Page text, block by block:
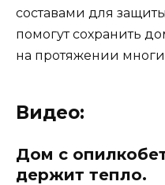
составами для
помогут сохранить
на протяжении
Видео:
Дом с
держит тепло.